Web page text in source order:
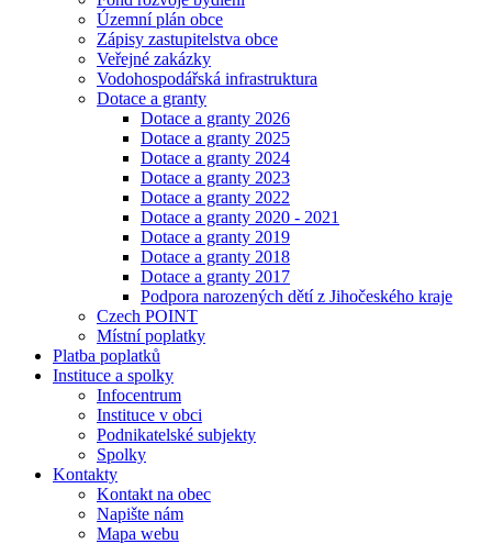
Územní plán obce
Zápisy zastupitelstva obce
Veřejné zakázky
Vodohospodářská infrastruktura
Dotace a granty
Dotace a granty 2026
Dotace a granty 2025
Dotace a granty 2024
Dotace a granty 2023
Dotace a granty 2022
Dotace a granty 2020 - 2021
Dotace a granty 2019
Dotace a granty 2018
Dotace a granty 2017
Podpora narozených dětí z Jihočeského kraje
Czech POINT
Místní poplatky
Platba poplatků
Instituce a spolky
Infocentrum
Instituce v obci
Podnikatelské subjekty
Spolky
Kontakty
Kontakt na obec
Napište nám
Mapa webu